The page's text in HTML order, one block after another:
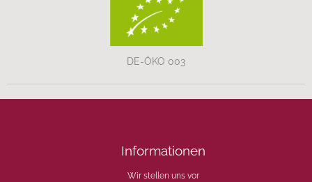
DE-ÖKO 003
Informationen
Wir stellen uns vor